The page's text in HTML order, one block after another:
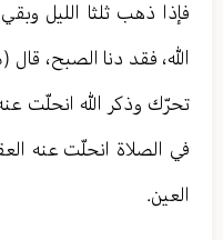
فإذا ذهب ثلثا الليل
الله، فقد دنا الصبح،
تحرّك وذكر الله انحلّت
في الصلاة انحلّت عنه
العين.